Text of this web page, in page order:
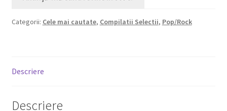
Categorii: Cele mai cautate, Compilatii Selectii, Pop/Rock
Descriere
Descriere